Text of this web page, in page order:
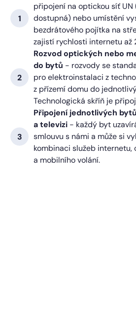
připojení na optickou síť
dostupná) nebo umístění
bezdrátového pojítka na
zajistí rychlosti internetu až
Rozvod optických nebo
do bytů - rozvody se
pro elektroinstalaci z
z přízemí domu do
Technologická skříň je
Připojení jednotlivých
a televizi - každý byt
smlouvu s námi a může si
kombinaci služeb internetu,
a mobilního volání.